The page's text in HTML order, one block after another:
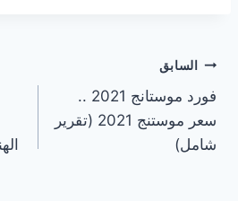
تصفّح
المقالات
السابق
فورد موستانج 2021 ..
سعر موستنج 2021 (تقرير
شامل)